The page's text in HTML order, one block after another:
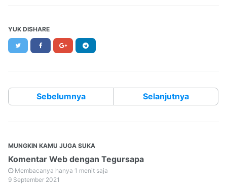
YUK DISHARE
Twitter FacebookGoogle+
Sebelumnya Selanjutnya
MUNGKIN KAMU JUGA SUKA
Komentar Web dengan Tegursapa
Membacanya hanya 1 menit saja
9 September 2021